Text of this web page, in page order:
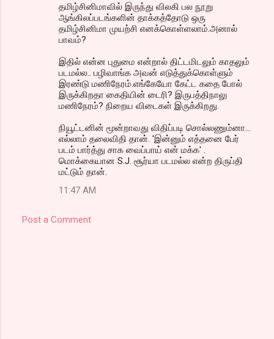
தமிழ்சினிமாவில் இருந்து விலகி பல நூறு
ஆங்கிலப்படங்களின் தாக்கத்தோடு ஒரு
தமிழ்சினிமா முயற்சி எனக்கொள்ளலாம்.அனால்
பாவம்?
இதில் என்ன புதுமை என்றால் திட்டமிடலும் காதலும்
படமல்ல.. பழிவாங்க அவன் எடுத்துக்கொள்ளும்
இரண்டு மணிநேரம்.எங்கேயோ கேட்ட கதை போல்
இருக்கிறதா கைதியின் டைரி? இருபத்திநாலு
மணிநேரம்? நிறைய விடைகள் இருக்கிறது.
நியூட்டனின் மூன்றாவது விதிப்படி சொல்லணும்னா...
எல்லாம் தலைவிதி தான். 'இன்னும் எத்தனை பேர்
படம் பார்த்து சாக வைப்பாய் என் மக்க' .
மொக்கையான S.J. சூர்யா படமல்ல என்ற திருப்தி
மட்டும் தான்.
11:47 AM
Post a Comment